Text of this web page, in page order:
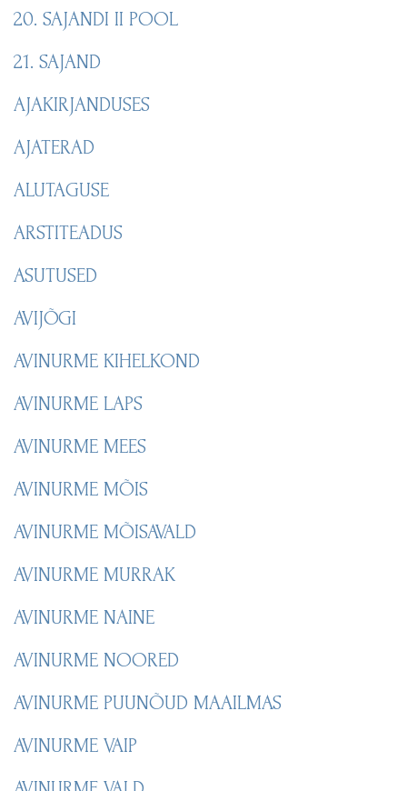
20. SAJANDI II POOL
21. SAJAND
AJAKIRJANDUSES
AJATERAD
ALUTAGUSE
ARSTITEADUS
ASUTUSED
AVIJÕGI
AVINURME KIHELKOND
AVINURME LAPS
AVINURME MEES
AVINURME MÕIS
AVINURME MÕISAVALD
AVINURME MURRAK
AVINURME NAINE
AVINURME NOORED
AVINURME PUUNÕUD MAAILMAS
AVINURME VAIP